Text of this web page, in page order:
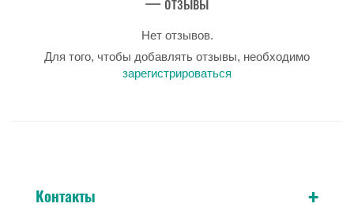
Нет отзывов.
Для того, чтобы добавлять отзывы, необходимо
зарегистрироваться
Контакты +